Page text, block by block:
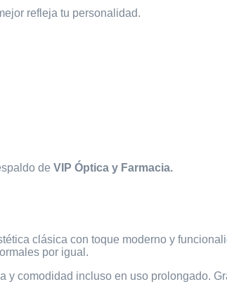
refleja tu personalidad.
de VIP Óptica y Farmacia.
clásica con toque moderno y
por igual.
y comodidad incluso en uso prolongado.